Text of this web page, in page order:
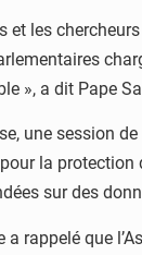
les
», a dit Pape
une
la
sur des
rappelé que